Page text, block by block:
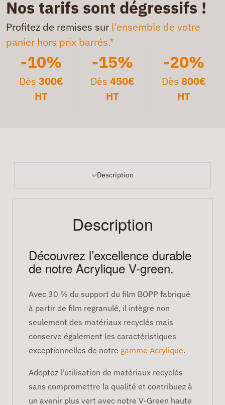
Nos tarifs sont dégressifs !
Profitez de remises sur l'ensemble de votre
panier hors prix barrés.*
-10%
Dès300€
HT
-15%
Dès 450€
HT
-20%
Dès 800€
HT
Description
Description
Découvrez l’excellence durable
de notre Acrylique V-green.
Avec 30 % du support du film BOPP fabriqué
à partir de film regranulé, il intègre non
seulement des matériaux recyclés mais
conserve également les caractéristiques
exceptionnelles de notre gamme Acrylique.
Adoptez l'utilisation de matériaux recyclés
sans compromettre la qualité et contribuez à
un avenir plus vert avec notre V-Green haute